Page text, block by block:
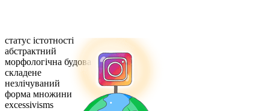
статус істотності
абстрактний
морфологічна будова
складене
незлічуваний
форма множини
excessivisms